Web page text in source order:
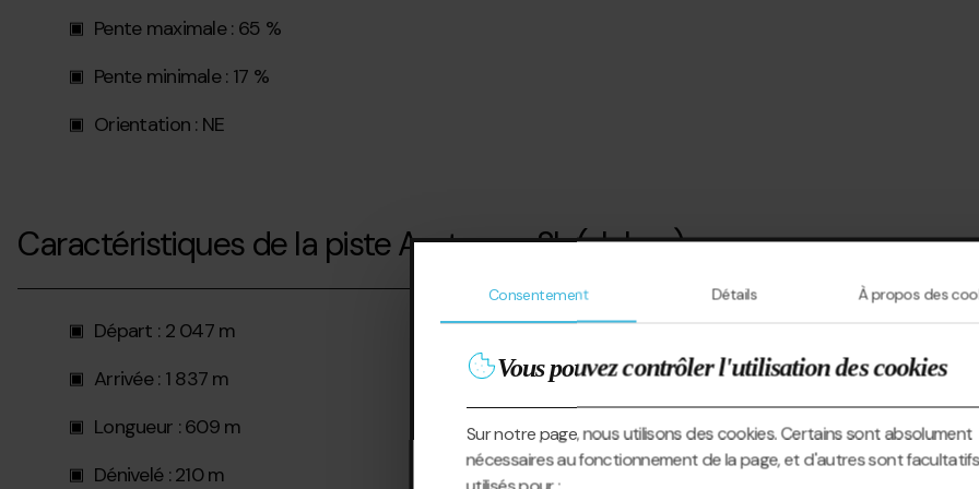
Consentement Détails À propos des
Vous pouvez contrôler l'utilisation des cookies
Sur notre page, nous utilisons des cookies. Certains sont absolument
nécessaires au fonctionnement de la page, et d'autres sont
Pente maximale : 65 %
Pente minimale : 17 %
Orientation : NE
Caractéristiques de la piste Avet pour SL (slalom)
Départ : 2 047 m
Arrivée : 1 837 m
Longueur : 609 m
Dénivelé : 210 m